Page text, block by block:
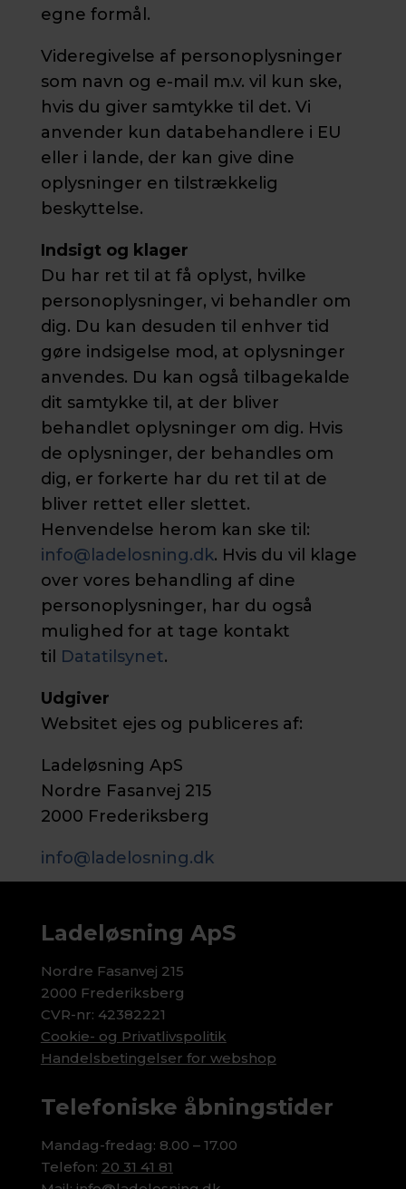
egne formål.
Videregivelse af personoplysninger
som navn og e-mail m.v. vil kun ske,
hvis du giver samtykke til det. Vi
anvender kun databehandlere i EU
eller i lande, der kan give dine
oplysninger en tilstrækkelig
beskyttelse.
Indsigt og klager
Du har ret til at få oplyst, hvilke
personoplysninger, vi behandler om
dig. Du kan desuden til enhver tid
gøre indsigelse mod, at oplysninger
anvendes. Du kan også tilbagekalde
dit samtykke til, at der bliver
behandlet oplysninger om dig. Hvis
de oplysninger, der behandles om
dig, er forkerte har du ret til at de
bliver rettet eller slettet.
Henvendelse herom kan ske til:
info@ladelosning.dk. Hvis du vil klage
over vores behandling af dine
personoplysninger, har du også
mulighed for at tage kontakt
til Datatilsynet.
Udgiver
Websitet ejes og publiceres af:
Ladeløsning ApS
Nordre Fasanvej 215
2000 Frederiksberg
info@ladelosning.dk
Ladeløsning ApS
Nordre Fasanvej 215
2000 Frederiksberg
CVR-nr: 42382221
Cookie- og Privatlivspolitik
Handelsbetingelser for webshop
Telefoniske åbningstider
Mandag-fredag: 8.00 – 17.00
Telefon: 20 31 41 81